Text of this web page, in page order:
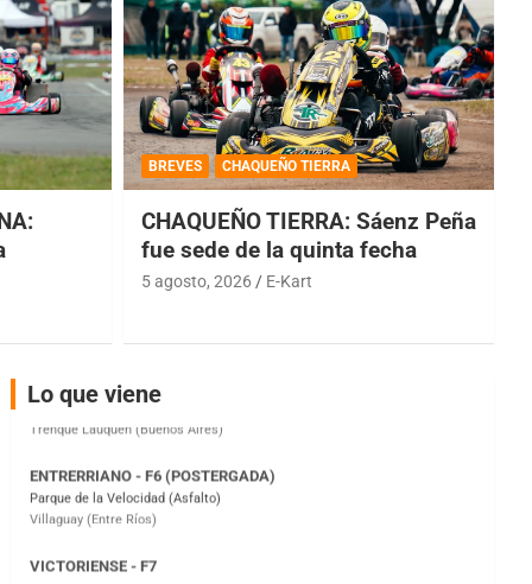
BREVES CHAQUEÑO TIERRA
CHAQUEÑO TIERRA: Sáenz Peña
fue sede de la quinta fecha
5 agosto, 2026 E-Kart
Lo que viene
COBERTURA ESPECIAL DE E-KART.COM.AR
IAME SERIES ARGENTINA 6
Baradero (Buenos Aires)
Ciudad de Trenque Lauquen (Asfalto)
Parque de la Velocidad (Asfalto)
Villaguay (Entre Ríos)
El Cerro (Tierra)
Victoria (Entre Ríos)
Moto Club Reginense (Tierra)